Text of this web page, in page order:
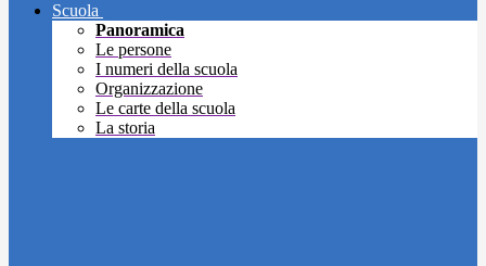
Scuola
Panoramica
Le persone
I numeri della scuola
Organizzazione
Le carte della scuola
La storia